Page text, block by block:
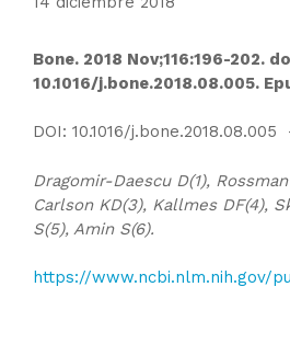
Bone. 2018 Nov;116:196-202.
10.1016/j.bone.2018.08.005.
DOI: 10.1016/
Dragomir-Daescu D(1),
Carlson KD(3), Kallmes DF(4),
S(5), Amin S(6).
https://www.ncbi.nlm.nih.gov/